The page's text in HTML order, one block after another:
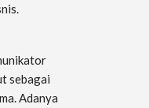
sebagai
Adanya